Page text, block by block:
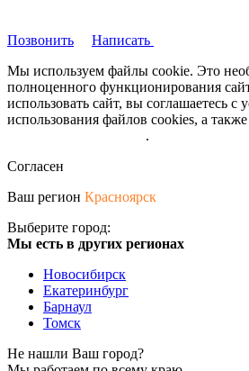
Позвонить
Написать
Мы используем файлы cookie. Это
полноценного функционирования
использовать сайт, вы соглашаетесь с
использования файлов cookies, а
.
Согласен
Ваш регион Красноярск
Выберите город:
Мы есть в других регионах
Новосибирск
Екатеринбург
Барнаул
Томск
Не нашли Ваш город?